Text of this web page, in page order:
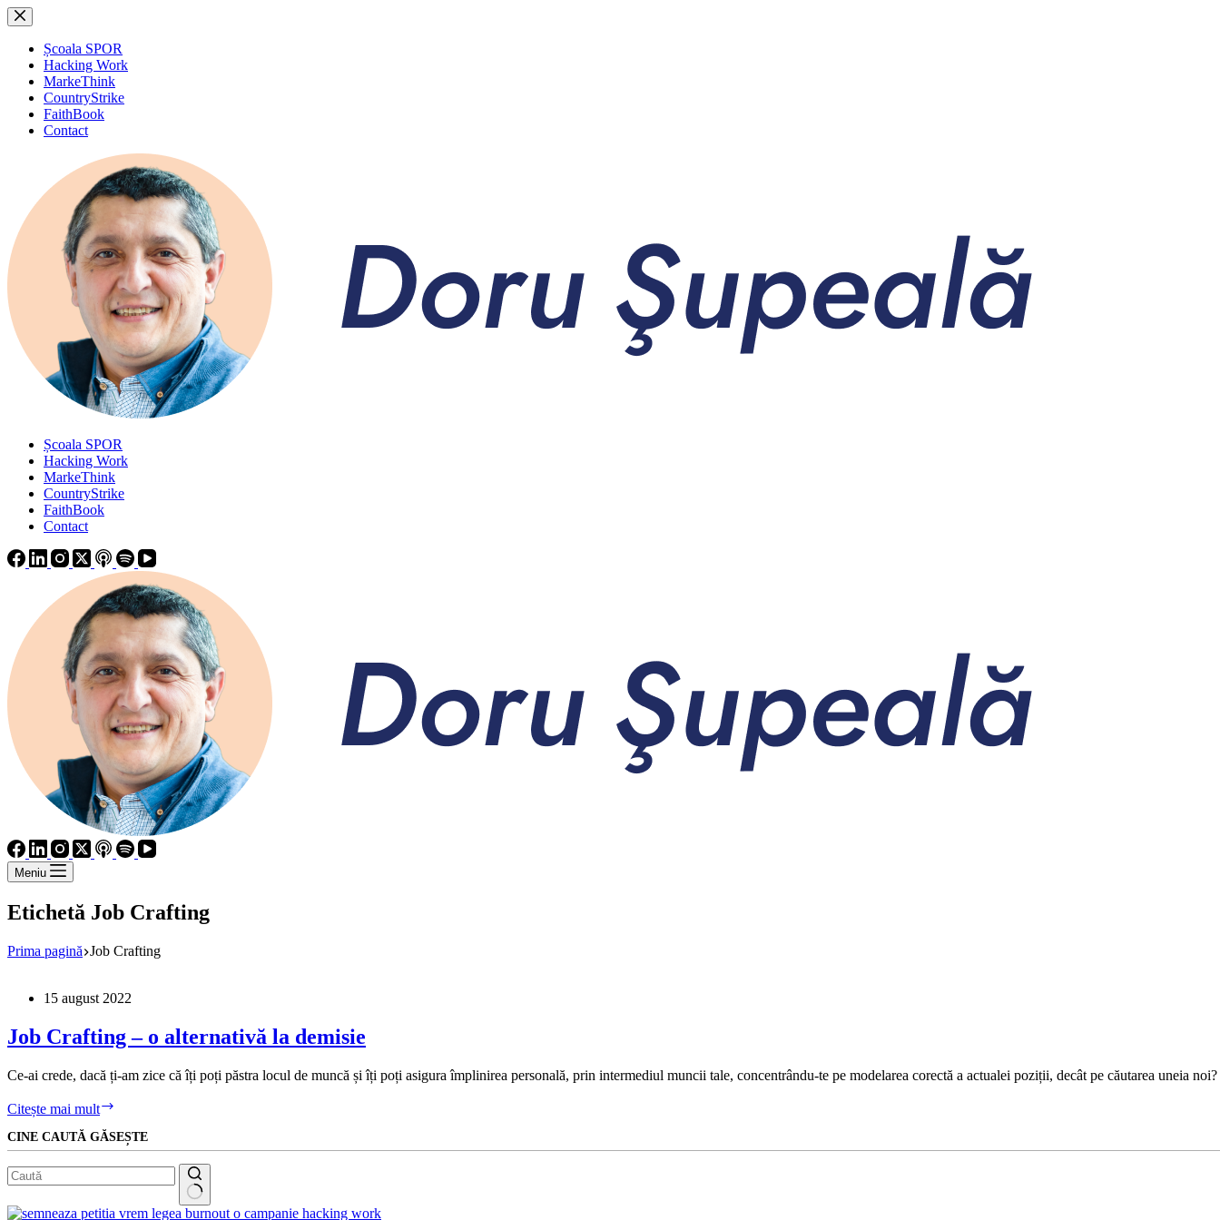
Sari
la
conținutȘcoala SPOR
Hacking Work
MarkeThink
CountryStrike
FaithBook
Contact
Școala SPOR
Hacking Work
MarkeThink
CountryStrike
FaithBook
Contact
Meniu
Etichetă Job Crafting
Prima pagină Job Crafting
15 august 2022
Job Crafting – o alternativă la demisie
Ce-ai crede, dacă ți-am zice că îți poți păstra locul de muncă și îți poți asigura împlinirea personală, prin intermediul muncii tale, concentrându-te pe modelarea corectă a actualei poziții, decât pe căutarea uneia noi?
Citește mai mult
–
o
alternativă
la
CINE CAUTĂ GĂSEȘTE
Niciun